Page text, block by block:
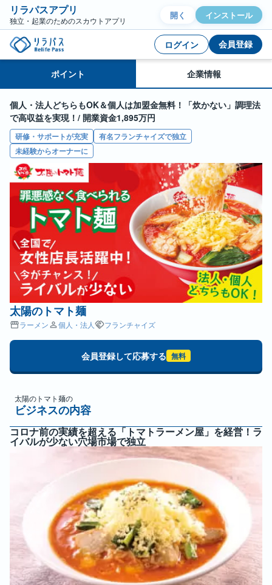
リラパスアプリ
独立・起業のためのスカウトアプリ 開く インストール
ログイン 会員登録
ポイント 企業情報
個人・法人どちらもOK＆個人は加盟金無料！「炊かない」調理法
で高収益を実現！ / 開業資金1,895万円
研修・サポートが充実
有名フランチャイズで独立
未経験からオーナーに
太陽のトマト麺
ラーメン 個人・法人 フランチャイズ
会員登録して応募する 無料
太陽のトマト麺の
ビジネスの内容
コロナ前の実績を超える「トマトラーメン屋」を経営！ラ
イバルが少ない穴場市場で独立